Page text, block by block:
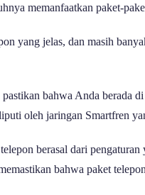
memanfaatkan paket-
yang jelas, dan masih
bahwa Anda berada
oleh jaringan Smartfren
berasal dari
bahwa paket